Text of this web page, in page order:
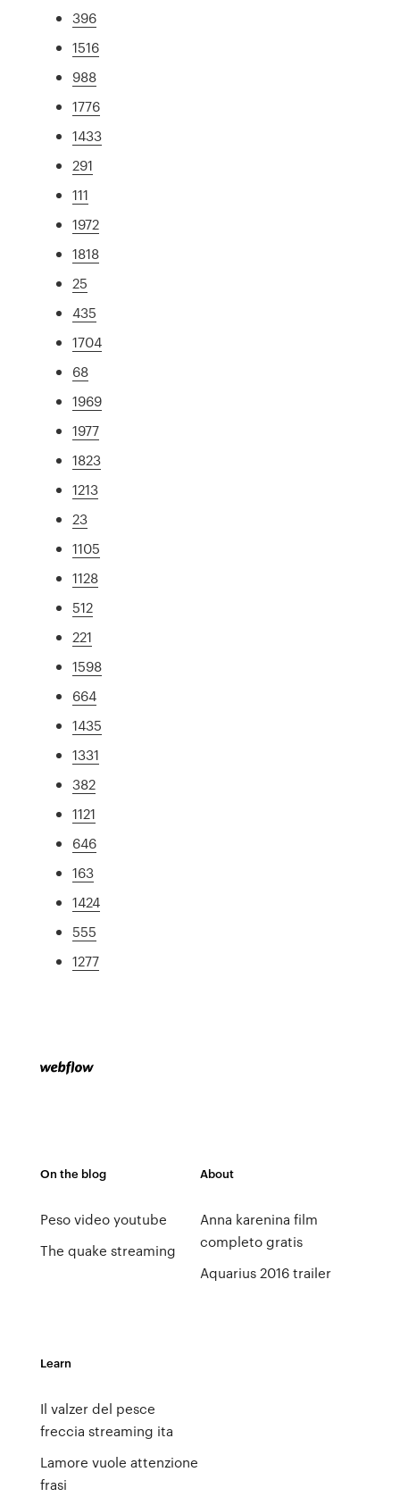
396
1516
988
1776
1433
291
111
1972
1818
25
435
1704
68
1969
1977
1823
1213
23
1105
1128
512
221
1598
664
1435
1331
382
1121
646
163
1424
555
1277
On the blog
Peso video youtube
The quake streaming
About
Anna karenina film
completo gratis
Aquarius 2016 trailer
Learn
Il valzer del pesce
freccia streaming ita
Lamore vuole attenzione
frasi